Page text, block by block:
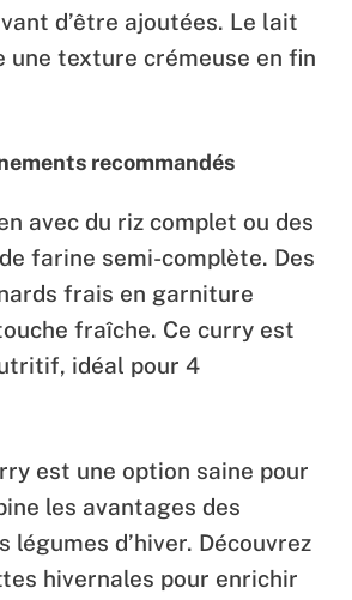
d’être ajoutées. Le lait
une texture crémeuse en fin
recommandés
avec du riz complet ou des
farine semi-complète. Des
frais en garniture
fraîche. Ce curry est
idéal pour 4
est une option saine pour
les avantages des
légumes d’hiver. Découvrez
hivernales pour enrichir